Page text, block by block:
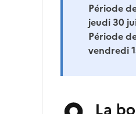
Période
jeudi 30
Période
vendredi